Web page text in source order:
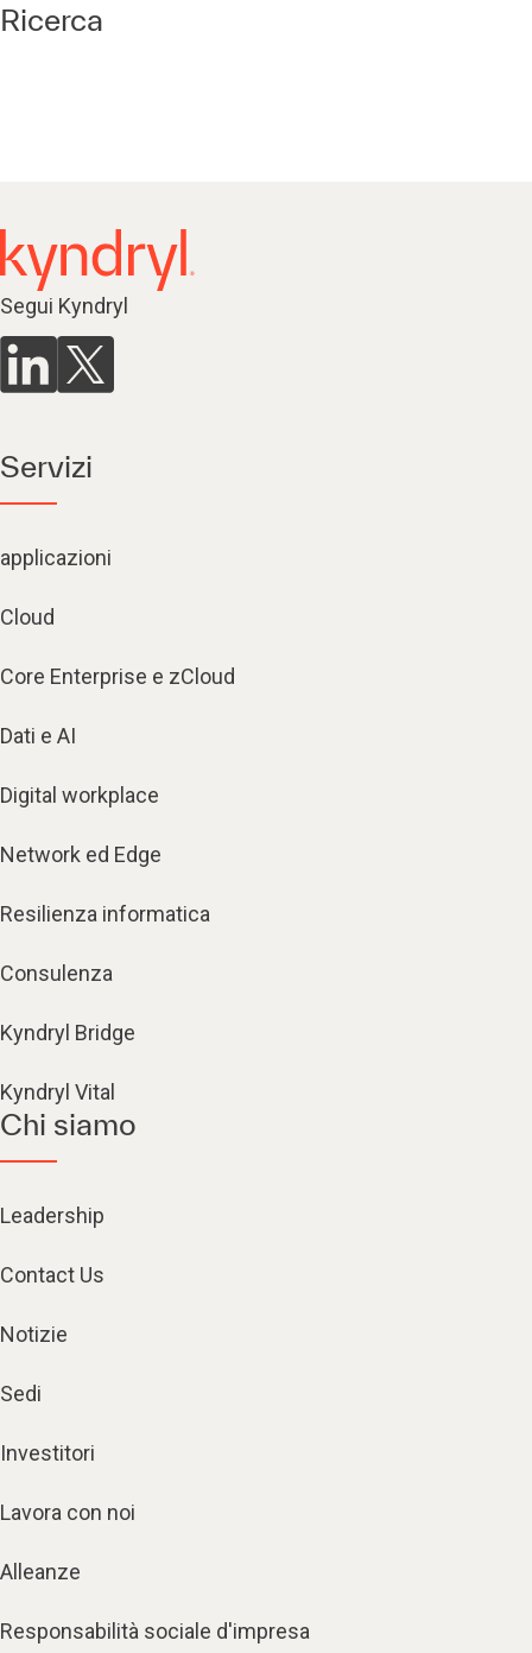
Ricerca
Segui Kyndryl
Servizi
applicazioni
Cloud
Core Enterprise e zCloud
Dati e AI
Digital workplace
Network ed Edge
Resilienza informatica
Consulenza
Kyndryl Bridge
Kyndryl Vital
Chi siamo
Leadership
Contact Us
Notizie
Sedi
Investitori
Lavora con noi
Alleanze
Responsabilità sociale d'impresa